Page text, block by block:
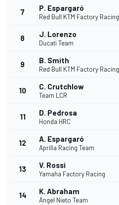
7 P. Espargaró
Red Bull KTM Factory Racing
8 J. Lorenzo
Ducati Team
9 B. Smith
Red Bull KTM Factory Racing
10 C. Crutchlow
Team LCR
11 D. Pedrosa
Honda HRC
12 A. Espargaró
Aprilia Racing Team
13 V. Rossi
Yamaha Factory Racing
14 K. Abraham
Ángel Nieto Team